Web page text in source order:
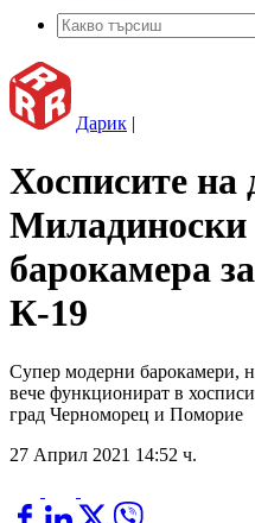
Дарик |
Хосписите на
Миладиноски
барокамера
К-19
Супер модерни барокамери,
вече функционират в
град Черноморец и Поморие
27 Април 2021 14:52 ч.